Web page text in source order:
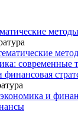
современные
и